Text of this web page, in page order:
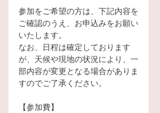
参加をご希望の方は、下記内容を
ご確認のうえ、お申込みをお願い
いたします。
なお、日程は確定しております
が、天候や現地の状況により、一
部内容が変更となる場合がありま
すのでご了承ください。
【参加費】